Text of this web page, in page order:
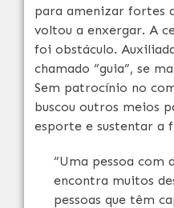
para amenizar fortes
voltou a enxergar. A
foi obstáculo.
chamado “guia”, se
Sem patrocínio no
buscou outros meios
esporte e sustentar a
“Uma pessoa com
encontra muitos
pessoas que têm